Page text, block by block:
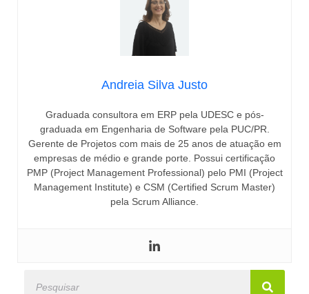
Andreia Silva Justo
Graduada consultora em ERP pela UDESC e pós-
graduada em Engenharia de Software pela PUC/PR.
Gerente de Projetos com mais de 25 anos de atuação em
empresas de médio e grande porte. Possui certificação
PMP (Project Management Professional) pelo PMI (Project
Management Institute) e CSM (Certified Scrum Master)
pela Scrum Alliance.